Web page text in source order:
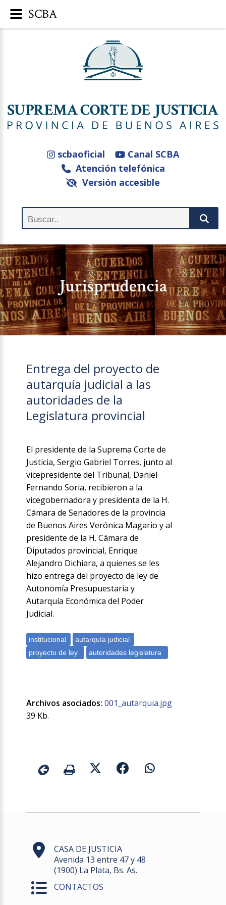
scbaoficial
Canal SCBA
Atención telefónica
Versión accesible
Jurisprudencia
Entrega del proyecto de
autarquía judicial a las
autoridades de la
Legislatura provincial
El presidente de la Suprema Corte de
Justicia, Sergio Gabriel Torres, junto al
vicepresidente del Tribunal, Daniel
Fernando Soria, recibieron a la
vicegobernadora y presidenta de la H.
Cámara de Senadores de la provincia
de Buenos Aires Verónica Magario y al
presidente de la H. Cámara de
Diputados provincial, Enrique
Alejandro Dichiara, a quienes se les
hizo entrega del proyecto de ley de
Autonomía Presupuestaria y
Autarquía Económica del Poder
Judicial.
Archivos asociados: 001_autarquia.jpg
39 Kb.
CASA DE JUSTICIA
Avenida 13 entre 47 y 48
(1900) La Plata, Bs. As.
CONTACTOS
SCBA